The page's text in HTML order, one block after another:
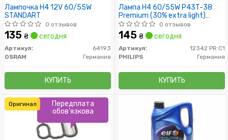
Лампочка H4 12V 60/55W
STANDART
0 отзывов
135 ₴ сегодня
Артикул:
64193
OSRAM
Германия
КУПИТЬ
Лампа H4 60/55W P43T-38
Premium (30% extra light)
упаковка коробка
0 отзывов
145 ₴ сегодня
Артикул:
12342 PR C1
PHILIPS
Германия
КУПИТЬ
Передплата
обов'язкова
Оригинал